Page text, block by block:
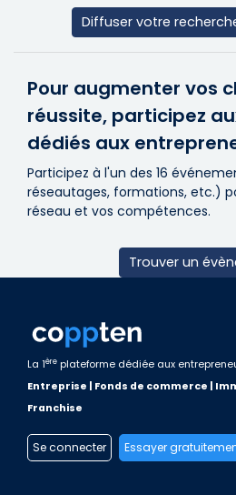
Diffuser votre
Pour augmenter vos
réussite, participez
dédiés aux
Participez à l'un des 16
réseautages, formations, etc.)
réseau et vos compétences.
Trouver un
La 1ère plateforme dédiée aux
Entreprise | Fonds de commerce |
Franchise
Se connecter Essayer